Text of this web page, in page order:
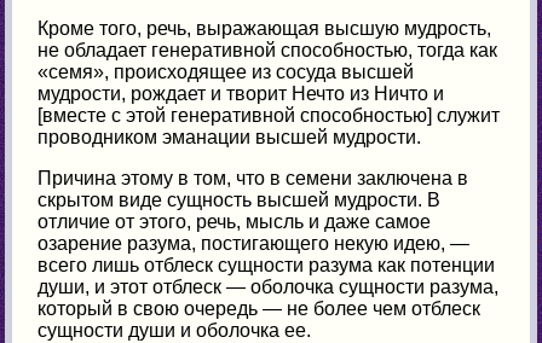
Кроме того, речь, выражающая высшую мудрость,
не обладает генеративной способностью, тогда как
«семя», происходящее из сосуда высшей
мудрости, рождает и творит Нечто из Ничто и
[вместе с этой генеративной способностью] служит
проводником эманации высшей мудрости.
Причина этому в том, что в семени заключена в
скрытом виде сущность высшей мудрости. В
отличие от этого, речь, мысль и даже самое
озарение разума, постигающего некую идею, —
всего лишь отблеск сущности разума как потенции
души, и этот отблеск — оболочка сущности разума,
который в свою очередь — не более чем отблеск
сущности души и оболочка ее.